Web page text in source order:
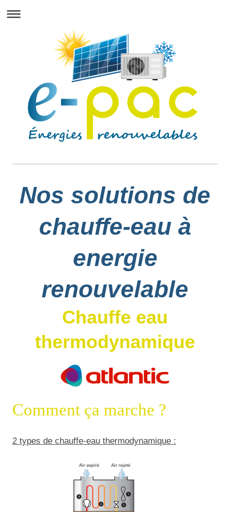
Nos solutions de
chauffe-eau à
energie
renouvelable
Chauffe eau
thermodynamique
Comment ça marche ?
2 types de chauffe-eau thermodynamique :